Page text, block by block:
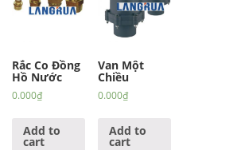
Rắc Co Đồng
Hồ Nước
0.000₫
Add to
cart
Van Một
Chiều
0.000₫
Add to
cart